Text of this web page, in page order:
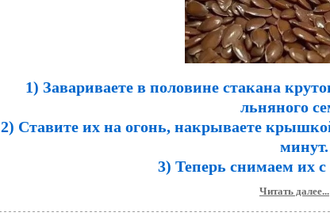
1) Завариваете в половине стакана
льняного
2) Ставите их на огонь, накрываете
минут.
3) Теперь снимаем их с
Читать далее...